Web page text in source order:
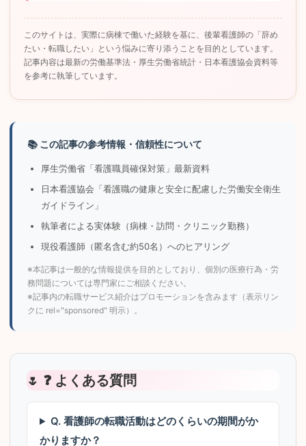
このサイトは、実際に病棟で働いた経験を基に、後輩看護師の「辞め
たい・転職したい」という悩みに寄り添うことを目的としています。
記事内容は最新の労働基準法・厚生労働省統計・日本看護協会資料等
を参考に執筆しています。
📚 この記事の参考情報・信頼性について
厚生労働省「看護職員確保対策」最新資料
日本看護協会「看護職の健康と安全に配慮した労働安全衛生
ガイドライン」
執筆者による実体験（病棟・訪問・クリニック勤務）
現役看護師（匿名含む約50名）へのヒアリング
※本記事は一般的な情報提供を目的としており、個別の医療行為・労
務問題については専門家にご相談ください。
※記事内の転職サービス紹介はプロモーションを含みます（表示リン
クに rel="sponsored" 明示）。
❓ よくある質問
Q. 看護師の転職活動はどのくらいの期間がか
かりますか？